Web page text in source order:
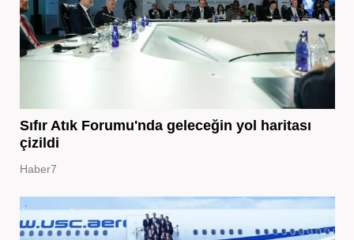
Sıfır Atık Forumu'nda geleceğin yol haritası
çizildi
Haber7